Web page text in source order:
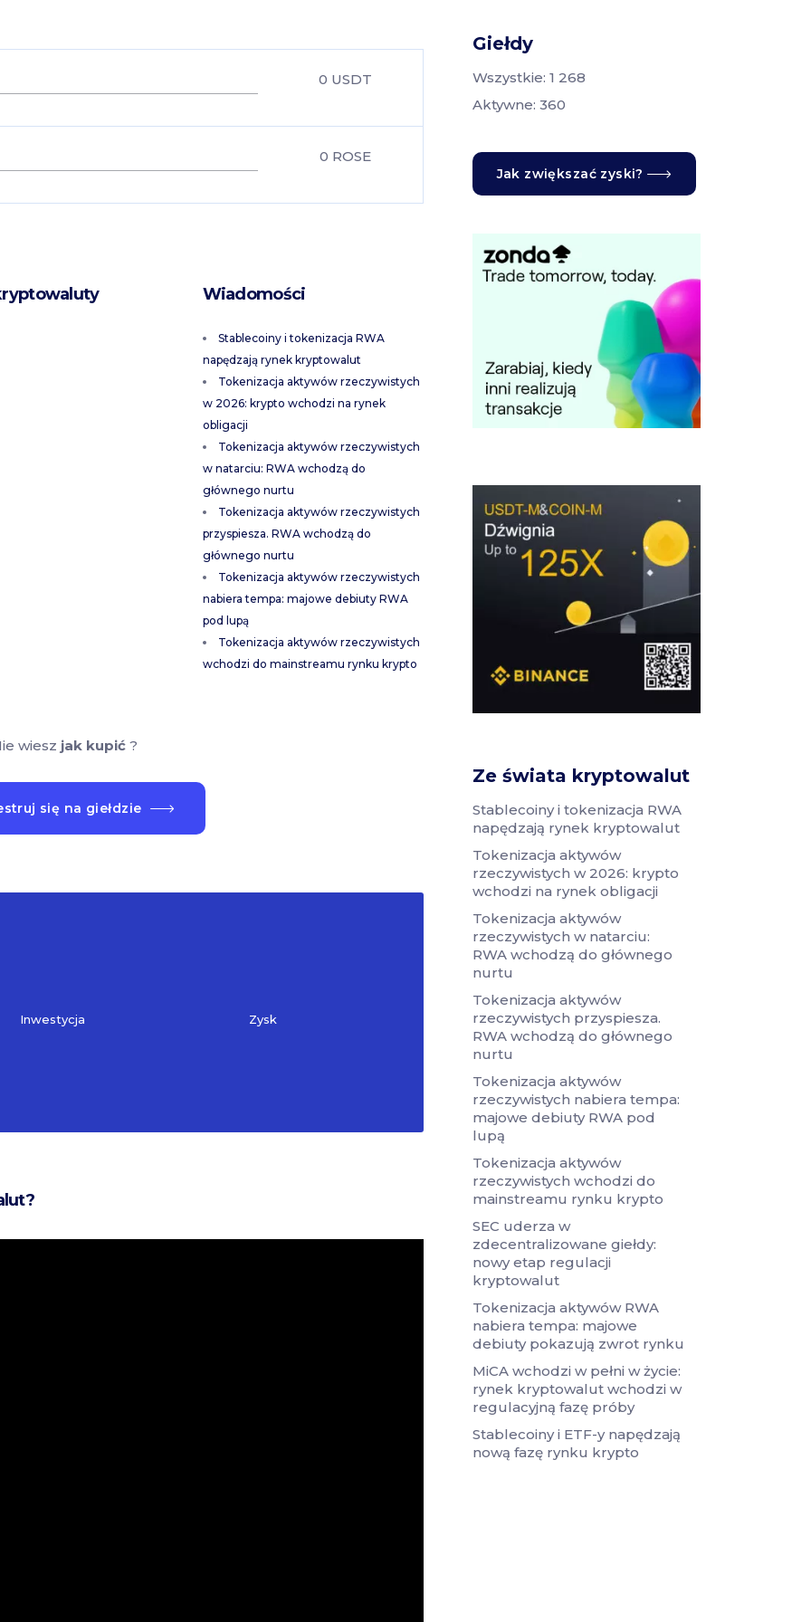
0 USDT
0 ROSE
Wiadomości
Stablecoiny i tokenizacja RWA
napędzają rynek kryptowalut
Tokenizacja aktywów rzeczywistych
w 2026: krypto wchodzi na rynek
obligacji
Tokenizacja aktywów rzeczywistych
w natarciu: RWA wchodzą do
głównego nurtu
Tokenizacja aktywów rzeczywistych
przyspiesza. RWA wchodzą do
głównego nurtu
Tokenizacja aktywów rzeczywistych
nabiera tempa: majowe debiuty RWA
pod lupą
Tokenizacja aktywów rzeczywistych
wchodzi do mainstreamu rynku krypto
wiesz jak kupić?
się na giełdzie
Inwestycja Zysk
Giełdy
Wszystkie: 1 268
Aktywne: 360
Jak zwiększać zyski?
Ze świata kryptowalut
Stablecoiny i tokenizacja RWA
napędzają rynek kryptowalut
Tokenizacja aktywów
rzeczywistych w 2026: krypto
wchodzi na rynek obligacji
Tokenizacja aktywów
rzeczywistych w natarciu:
RWA wchodzą do głównego
nurtu
Tokenizacja aktywów
rzeczywistych przyspiesza.
RWA wchodzą do głównego
nurtu
Tokenizacja aktywów
rzeczywistych nabiera tempa:
majowe debiuty RWA pod
lupą
Tokenizacja aktywów
rzeczywistych wchodzi do
mainstreamu rynku krypto
SEC uderza w
zdecentralizowane giełdy:
nowy etap regulacji
kryptowalut
Tokenizacja aktywów RWA
nabiera tempa: majowe
debiuty pokazują zwrot rynku
MiCA wchodzi w pełni w życie:
rynek kryptowalut wchodzi w
regulacyjną fazę próby
Stablecoiny i ETF-y napędzają
nową fazę rynku krypto